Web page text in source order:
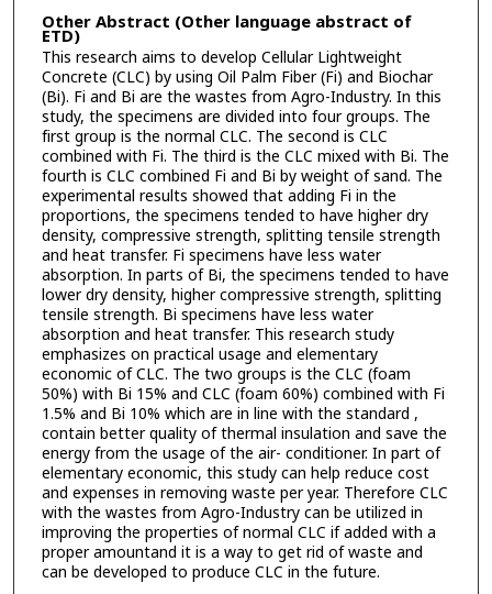
Other Abstract (Other language abstract of
ETD)
This research aims to develop Cellular Lightweight
Concrete (CLC) by using Oil Palm Fiber (Fi) and Biochar
(Bi). Fi and Bi are the wastes from Agro-Industry. In this
study, the specimens are divided into four groups. The
first group is the normal CLC. The second is CLC
combined with Fi. The third is the CLC mixed with Bi. The
fourth is CLC combined Fi and Bi by weight of sand. The
experimental results showed that adding Fi in the
proportions, the specimens tended to have higher dry
density, compressive strength, splitting tensile strength
and heat transfer. Fi specimens have less water
absorption. In parts of Bi, the specimens tended to have
lower dry density, higher compressive strength, splitting
tensile strength. Bi specimens have less water
absorption and heat transfer. This research study
emphasizes on practical usage and elementary
economic of CLC. The two groups is the CLC (foam
50%) with Bi 15% and CLC (foam 60%) combined with Fi
1.5% and Bi 10% which are in line with the standard ,
contain better quality of thermal insulation and save the
energy from the usage of the air- conditioner. In part of
elementary economic, this study can help reduce cost
and expenses in removing waste per year. Therefore CLC
with the wastes from Agro-Industry can be utilized in
improving the properties of normal CLC if added with a
proper amountand it is a way to get rid of waste and
can be developed to produce CLC in the future.